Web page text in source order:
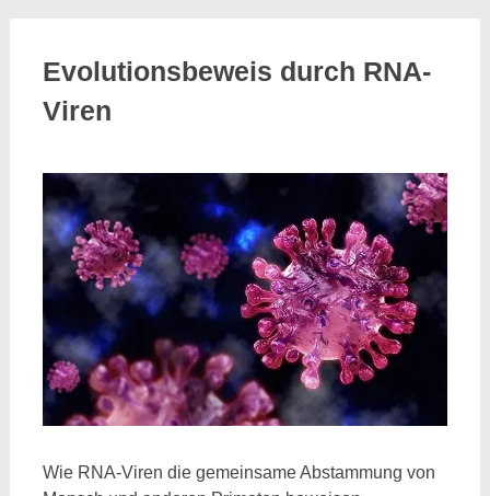
Evolutionsbeweis durch RNA-
Viren
Wie RNA-Viren die gemeinsame Abstammung von